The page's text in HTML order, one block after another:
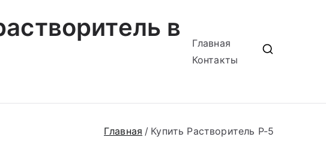
в
Главная
Контакты
Главная Купить Растворитель Р-5